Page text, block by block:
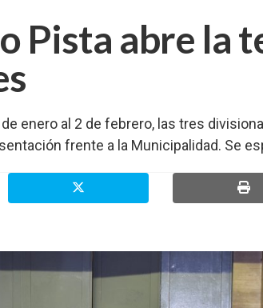
Pista abre la
enero al 2 de febrero, las tres
frente a la Municipalidad. Se